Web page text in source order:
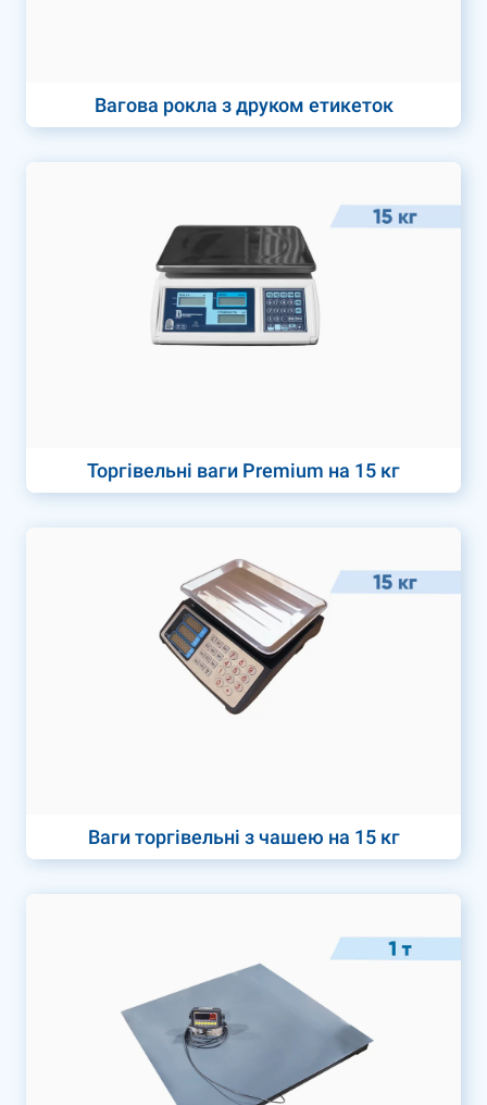
Вагова рокла з друком етикеток
Торгівельні ваги Premium на 15 кг
Ваги торгівельні з чашею на 15 кг